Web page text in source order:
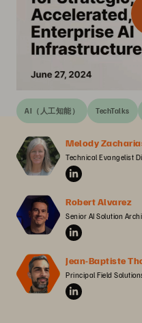
AI（人工知能） TechTalks
Melody
Technical Evangelist
Robert Alvarez
Senior AI Solution
Jean-Baptiste
Principal Field